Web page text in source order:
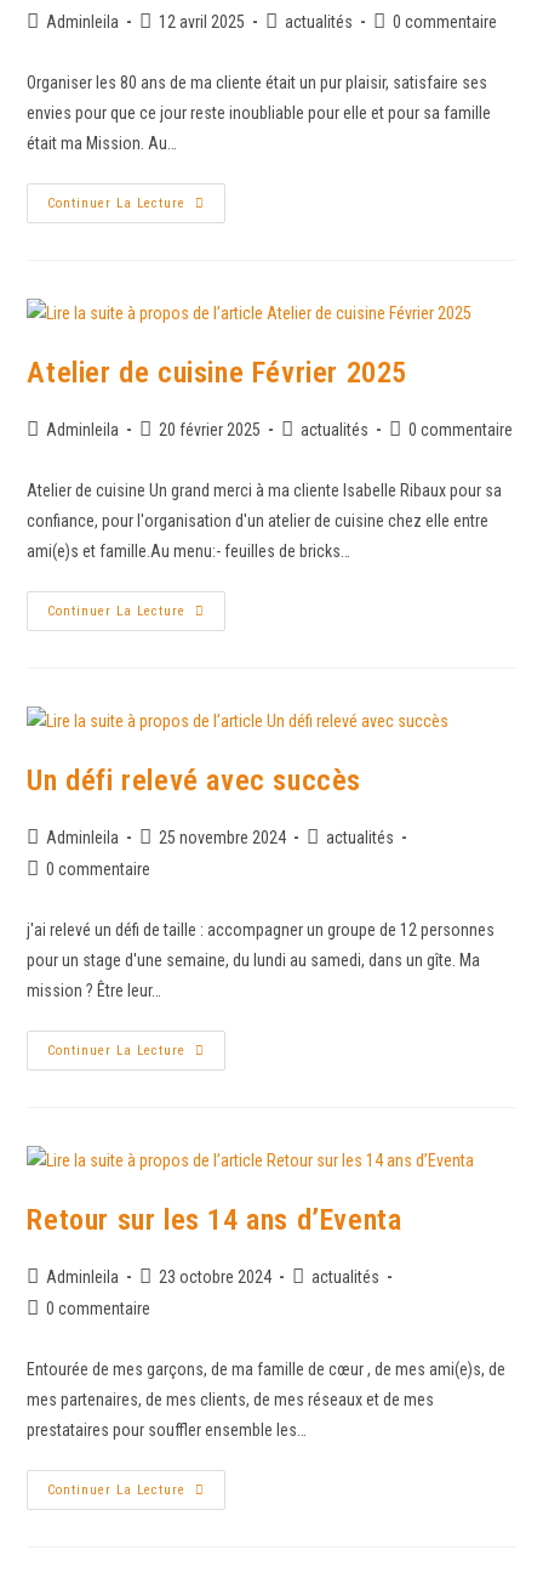
Adminleila 12 avril 2025 actualités 0 commentaire
Organiser les 80 ans de ma cliente était un pur plaisir, satisfaire ses
envies pour que ce jour reste inoubliable pour elle et pour sa famille
était ma Mission. Au…
Continuer La Lecture
Atelier de cuisine Février 2025
Adminleila 20 février 2025 actualités 0 commentaire
Atelier de cuisine Un grand merci à ma cliente Isabelle Ribaux pour sa
confiance, pour l'organisation d'un atelier de cuisine chez elle entre
ami(e)s et famille.Au menu:- feuilles de bricks…
Continuer La Lecture
Un défi relevé avec succès
Adminleila 25 novembre 2024
actualités
0 commentaire
j'ai relevé un défi de taille : accompagner un groupe de 12 personnes
pour un stage d'une semaine, du lundi au samedi, dans un gîte. Ma
mission ? Être leur…
Continuer La Lecture
Retour sur les 14 ans d’Eventa
Adminleila 23 octobre 2024
actualités
0 commentaire
Entourée de mes garçons, de ma famille de cœur , de mes ami(e)s, de
mes partenaires, de mes clients, de mes réseaux et de mes
prestataires pour souffler ensemble les…
Continuer La Lecture